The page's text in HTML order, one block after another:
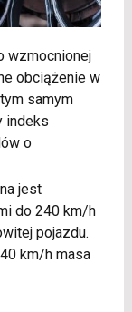
wzmocnionej
obciążenie w
samym
indeks
o
jest
do 240 km/h
pojazdu.
km/h masa